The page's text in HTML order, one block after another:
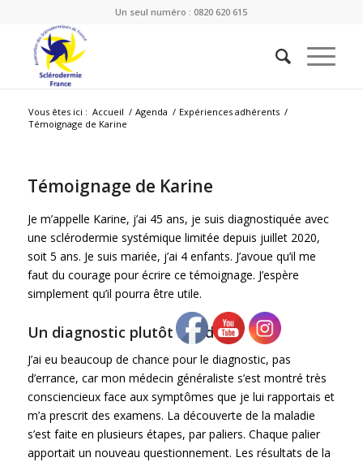
Un seul numéro : 0820 620 615
Vous êtes ici : Accueil / Agenda / Expériences adhérents /
Témoignage de Karine
Témoignage de Karine
Je m’appelle Karine, j’ai 45 ans, je suis diagnostiquée avec
une sclérodermie systémique limitée depuis juillet 2020,
soit 5 ans. Je suis mariée, j’ai 4 enfants. J’avoue qu’il me
faut du courage pour écrire ce témoignage. J’espère
simplement qu’il pourra être utile.
Un diagnostic plutôt rapide
J’ai eu beaucoup de chance pour le diagnostic, pas
d’errance, car mon médecin généraliste s’est montré très
consciencieux face aux symptômes que je lui rapportais et
m’a prescrit des examens. La découverte de la maladie
s’est faite en plusieurs étapes, par paliers. Chaque palier
apportait un nouveau questionnement. Les résultats de la